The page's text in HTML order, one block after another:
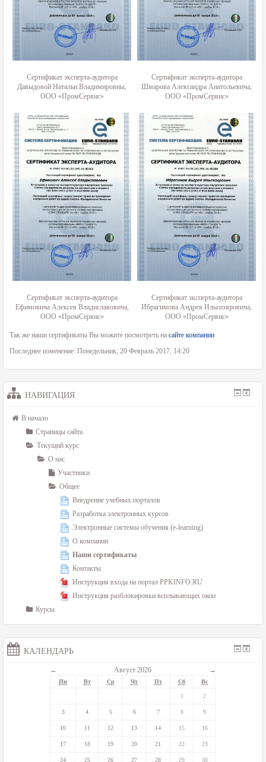
Сертификат эксперта-аудитора
Давыдовой Натальи Владимировны,
ООО «ПромСервис»
Сертификат эксперта-аудитора
Шмарова Александра Анатольевича,
ООО «ПромСервис»
Сертификат эксперта-аудитора
Ефимовича Алексея Владиславовича,
ООО «ПромСервис»
Сертификат эксперта-аудитора
Ибрагимова Андрея Ильгизяровича,
ООО «ПромСервис»
Так же наши сертификаты Вы можите посмотреть на сайте компании
Последнее изменение: Понедельник, 20 Февраль 2017, 14:20
НАВИГАЦИЯ
В начало
Страницы сайта
Текущий курс
О нас
Участники
Общее
Внедрение учебных порталов
Разработка электронных курсов
Электронные системы обучения (e-learning)
О компании
Наши сертификаты
Контакты
Инструкция входа на портал PPKINFO.RU
Инструкция разблокировки всплывающих окон
Курсы
КАЛЕНДАРЬ
← Август 2026 →
Пн Вт Ср Чт Пт Сб Вс
1 2
3 4 5 6 7 8 9
10 11 12 13 14 15 16
17 18 19 20 21 22 23
24 25 26 27 28 29 30